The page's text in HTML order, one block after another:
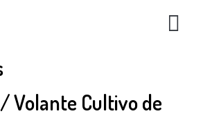
Volante Cultivo de